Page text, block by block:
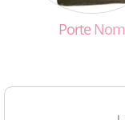
Porte Nom